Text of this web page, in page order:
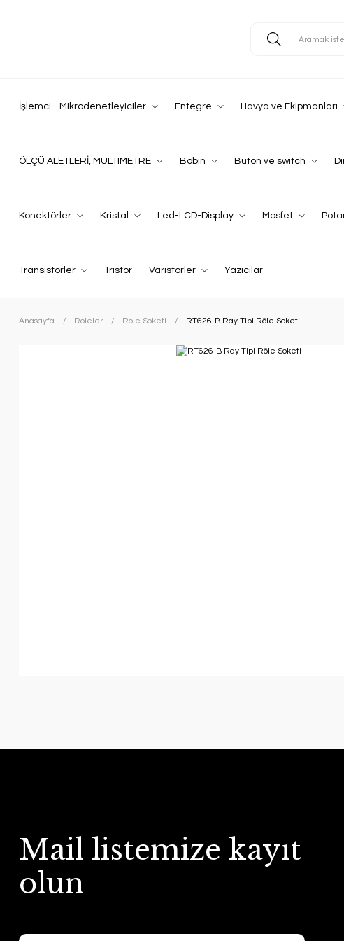
İşlemci - Mikrodenetleyiciler Entegre Havya ve Ekipmanları
ÖLÇÜ ALETLERİ, MULTIMETRE Bobin Buton ve switch
Konektörler Kristal Led-LCD-Display Mosfet
Transistörler Tristör Varistörler Yazıcılar
Anasayfa Roleler Role Soketi RT626-B Ray Tipi Röle Soketi
Mail listemize kayıt
olun